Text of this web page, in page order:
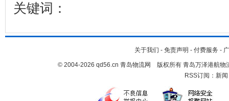
关键词：
关于我们 - 免责声明 - 付费服务 -
© 2004-2026 qd56.cn 青岛物流网 版权所有 青岛万泽港航物
RSS订阅： 新闻